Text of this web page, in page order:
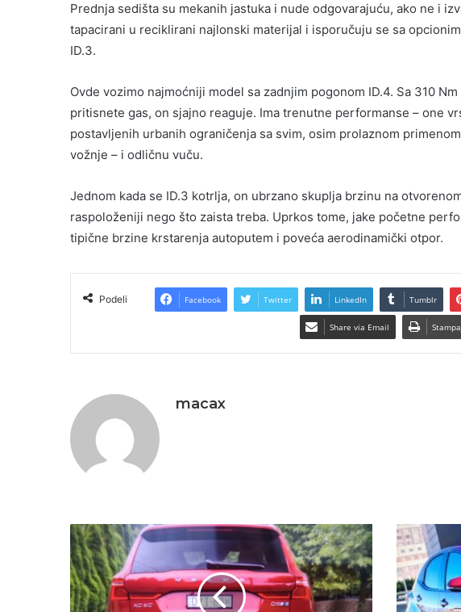
Prednja sedišta su mekanih jastuka i nude odgovarajuću, ako ne i
tapacirani u reciklirani najlonski materijal i isporučuju se sa
ID.3.
Ovde vozimo najmoćniji model sa zadnjim pogonom ID.4. Sa 310
pritisnete gas, on sjajno reaguje. Ima trenutne performanse – one
postavljenih urbanih ograničenja sa svim, osim prolaznom
vožnje – i odličnu vuču.
Jednom kada se ID.3 kotrlja, on ubrzano skuplja brzinu na
raspoloženiji nego što zaista treba. Uprkos tome, jake početne
tipične brzine krstarenja autoputem i poveća aerodinamički otpor.
Podeli Facebook Twitter LinkedIn Tumblr
Share via Email
macax